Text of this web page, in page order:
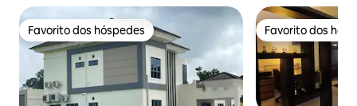
Favorito dos hóspedes
Favorito dos hóspedes Favorito dos
Favorito dos